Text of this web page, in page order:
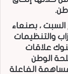
السبت ، بصنعاء
والتنظيمات
علاقات
الوطن
الفاعلة